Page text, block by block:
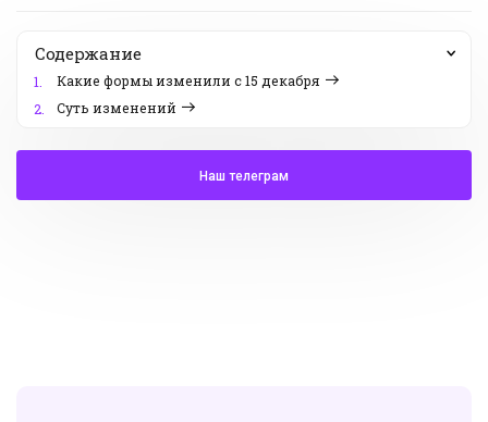
Содержание
1.
Какие формы изменили с 15 декабря
2.
Суть изменений
Наш телеграм